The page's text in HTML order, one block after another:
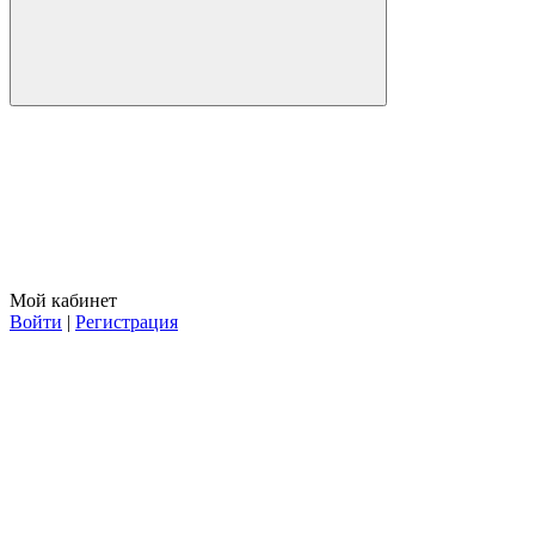
Мой кабинет
Войти | Регистрация